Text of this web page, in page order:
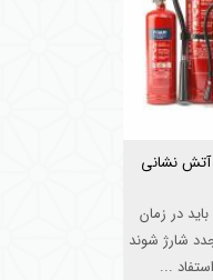
آتش نشانی
در زمان
شارژ شوند
استفاد ...